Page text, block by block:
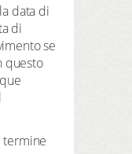
data di
di
se
questo
termine